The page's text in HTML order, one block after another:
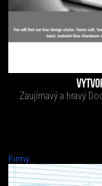
Zaujímavý a hravý
Firmy